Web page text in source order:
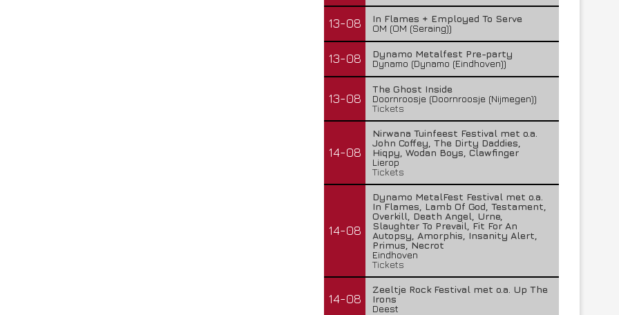
13-08
In Flames + Employed To Serve
OM (OM (Seraing))
13-08
Dynamo Metalfest Pre-party
Dynamo (Dynamo (Eindhoven))
13-08
The Ghost Inside
Doornroosje (Doornroosje (Nijmegen))
Tickets
14-08
Nirwana Tuinfeest Festival met o.a.
John Coffey, The Dirty Daddies,
Hiqpy, Wodan Boys, Clawfinger
Lierop
Tickets
14-08
Dynamo MetalFest Festival met o.a.
In Flames, Lamb Of God, Testament,
Overkill, Death Angel, Urne,
Slaughter To Prevail, Fit For An
Autopsy, Amorphis, Insanity Alert,
Primus, Necrot
Eindhoven
Tickets
14-08
Zeeltje Rock Festival met o.a. Up The
Irons
Deest